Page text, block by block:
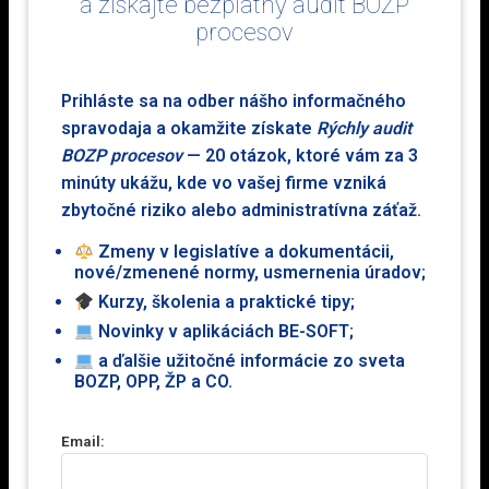
Cenník
Bezpečnosť a ochrana zdravia pri práci
99,50€ bez DPH / 12 mesiacov
každý ďalší používateľ60 €
na 12 mesiacov
procesov
Prihláste sa na odber nášho informačného
spravodaja a okamžite získate Rýchly audit
BOZP procesov— 20 otázok, ktoré vám za 3
minúty ukážu, kde vo vašej firme vzniká
zbytočné riziko alebo administratívna záťaž.
Zmeny v legislatíve a dokumentácii,
nové/zmenené normy, usmernenia úradov;
Kurzy, školenia a praktické tipy;
Novinky v aplikáciách BE-SOFT;
a ďalšie užitočné informácie zo sveta
BOZP, OPP, ŽP a CO.
Email: